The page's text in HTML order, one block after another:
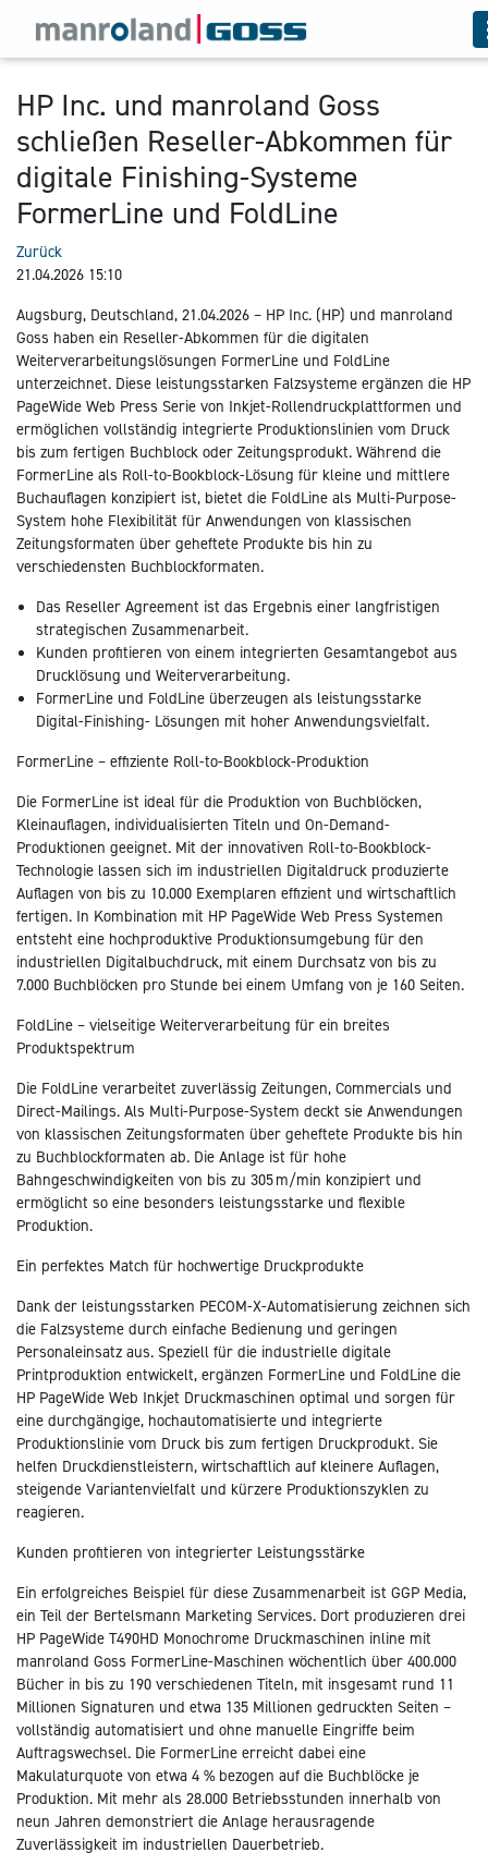
HP Inc. und manroland Goss
schließen Reseller-Abkommen für
digitale Finishing-Systeme
FormerLine und FoldLine
Zurück
21.04.2026 15:10
Augsburg, Deutschland, 21.04.2026 – HP Inc. (HP) und manroland
Goss haben ein Reseller-Abkommen für die digitalen
Weiterverarbeitungslösungen FormerLine und FoldLine
unterzeichnet. Diese leistungsstarken Falzsysteme ergänzen die HP
PageWide Web Press Serie von Inkjet-Rollendruckplattformen und
ermöglichen vollständig integrierte Produktionslinien vom Druck
bis zum fertigen Buchblock oder Zeitungsprodukt. Während die
FormerLine als Roll-to-Bookblock-Lösung für kleine und mittlere
Buchauflagen konzipiert ist, bietet die FoldLine als Multi-Purpose-
System hohe Flexibilität für Anwendungen von klassischen
Zeitungsformaten über geheftete Produkte bis hin zu
verschiedensten Buchblockformaten.
Das Reseller Agreement ist das Ergebnis einer langfristigen
strategischen Zusammenarbeit.
Kunden profitieren von einem integrierten Gesamtangebot aus
Drucklösung und Weiterverarbeitung.
FormerLine und FoldLine überzeugen als leistungsstarke
Digital-Finishing- Lösungen mit hoher Anwendungsvielfalt.
FormerLine – effiziente Roll-to-Bookblock-Produktion
Die FormerLine ist ideal für die Produktion von Buchblöcken,
Kleinauflagen, individualisierten Titeln und On-Demand-
Produktionen geeignet. Mit der innovativen Roll-to-Bookblock-
Technologie lassen sich im industriellen Digitaldruck produzierte
Auflagen von bis zu 10.000 Exemplaren effizient und wirtschaftlich
fertigen. In Kombination mit HP PageWide Web Press Systemen
entsteht eine hochproduktive Produktionsumgebung für den
industriellen Digitalbuchdruck, mit einem Durchsatz von bis zu
7.000 Buchblöcken pro Stunde bei einem Umfang von je 160 Seiten.
FoldLine – vielseitige Weiterverarbeitung für ein breites
Produktspektrum
Die FoldLine verarbeitet zuverlässig Zeitungen, Commercials und
Direct-Mailings. Als Multi-Purpose-System deckt sie Anwendungen
von klassischen Zeitungsformaten über geheftete Produkte bis hin
zu Buchblockformaten ab. Die Anlage ist für hohe
Bahngeschwindigkeiten von bis zu 305 m/min konzipiert und
ermöglicht so eine besonders leistungsstarke und flexible
Produktion.
Ein perfektes Match für hochwertige Druckprodukte
Dank der leistungsstarken PECOM-X-Automatisierung zeichnen sich
die Falzsysteme durch einfache Bedienung und geringen
Personaleinsatz aus. Speziell für die industrielle digitale
Printproduktion entwickelt, ergänzen FormerLine und FoldLine die
HP PageWide Web Inkjet Druckmaschinen optimal und sorgen für
eine durchgängige, hochautomatisierte und integrierte
Produktionslinie vom Druck bis zum fertigen Druckprodukt. Sie
helfen Druckdienstleistern, wirtschaftlich auf kleinere Auflagen,
steigende Variantenvielfalt und kürzere Produktionszyklen zu
reagieren.
Kunden profitieren von integrierter Leistungsstärke
Ein erfolgreiches Beispiel für diese Zusammenarbeit ist GGP Media,
ein Teil der Bertelsmann Marketing Services. Dort produzieren drei
HP PageWide T490HD Monochrome Druckmaschinen inline mit
manroland Goss FormerLine-Maschinen wöchentlich über 400.000
Bücher in bis zu 190 verschiedenen Titeln, mit insgesamt rund 11
Millionen Signaturen und etwa 135 Millionen gedruckten Seiten –
vollständig automatisiert und ohne manuelle Eingriffe beim
Auftragswechsel. Die FormerLine erreicht dabei eine
Makulaturquote von etwa 4 % bezogen auf die Buchblöcke je
Produktion. Mit mehr als 28.000 Betriebsstunden innerhalb von
neun Jahren demonstriert die Anlage herausragende
Zuverlässigkeit im industriellen Dauerbetrieb.